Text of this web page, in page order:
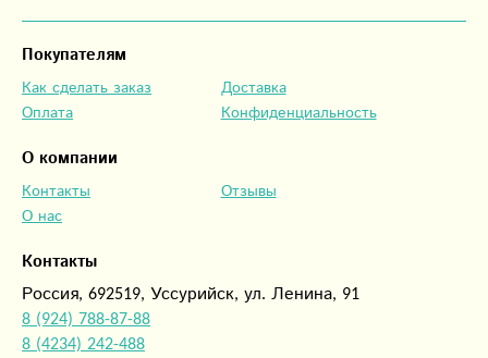
Контакты
Россия, 692519, Уссурийск, ул. Ленина, 91
8 (924) 788-87-88
8 (4234) 242-488
Покупателям
Как сделать заказ
Оплата
Доставка
Конфиденциальность
О компании
Контакты
О нас
Отзывы